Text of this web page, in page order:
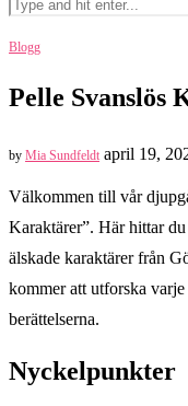
Blogg
Pelle Svanslös
by Mia Sundfeldt april 19,
Välkommen till vår
Karaktärer”. Här hittar
älskade karaktärer från
kommer att utforska
berättelserna.
Nyckelpunkter